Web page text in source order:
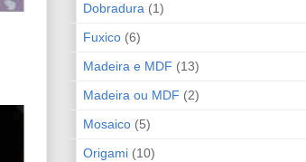
Dobradura (1)
Fuxico (6)
Madeira e MDF (13)
Madeira ou MDF (2)
Mosaico (5)
Origami (10)